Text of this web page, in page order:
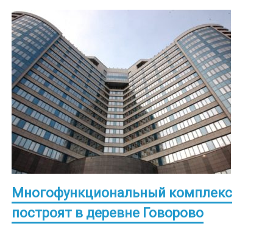
Многофункциональный комплекс
построят в деревне Говорово